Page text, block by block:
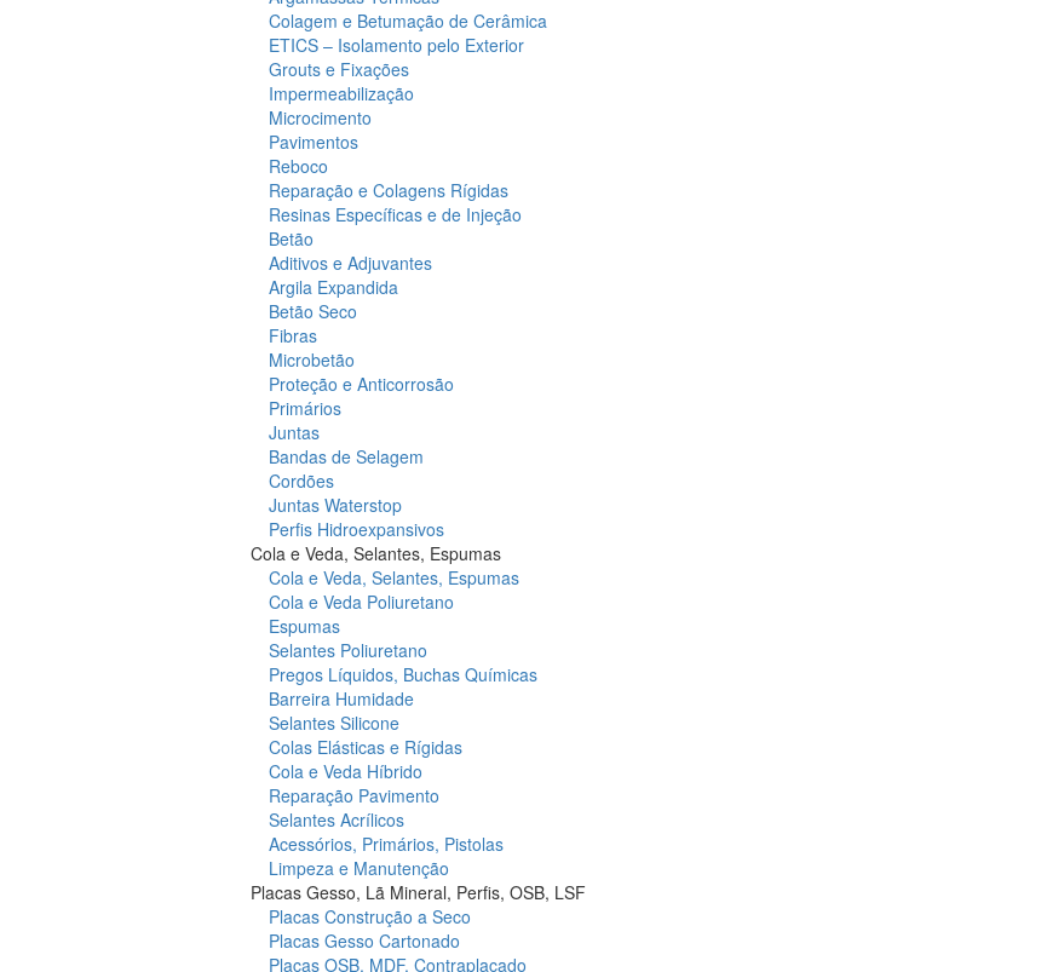
Colagem e Betumação de Cerâmica
ETICS – Isolamento pelo Exterior
Grouts e Fixações
Impermeabilização
Microcimento
Pavimentos
Reboco
Reparação e Colagens Rígidas
Resinas Específicas e de Injeção
Betão
Aditivos e Adjuvantes
Argila Expandida
Betão Seco
Fibras
Microbetão
Proteção e Anticorrosão
Primários
Juntas
Bandas de Selagem
Cordões
Juntas Waterstop
Perfis Hidroexpansivos
Cola e Veda, Selantes, Espumas
Cola e Veda, Selantes, Espumas
Cola e Veda Poliuretano
Espumas
Selantes Poliuretano
Pregos Líquidos, Buchas Químicas
Barreira Humidade
Selantes Silicone
Colas Elásticas e Rígidas
Cola e Veda Híbrido
Reparação Pavimento
Selantes Acrílicos
Acessórios, Primários, Pistolas
Limpeza e Manutenção
Placas Gesso, Lã Mineral, Perfis, OSB, LSF
Placas Construção a Seco
Placas Gesso Cartonado
Placas OSB, MDF, Contraplacado